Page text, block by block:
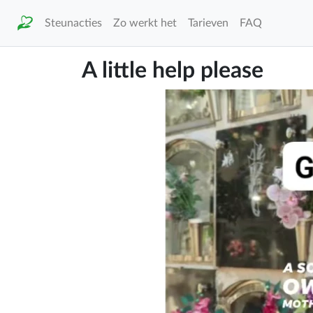
Steunacties Zo werkt het Tarieven FAQ
A little help please